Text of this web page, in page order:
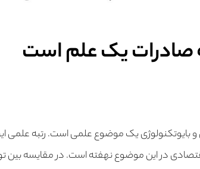
صادرات یک علم است
و بایوتکنولوژی یک موضوع علمی است. رتبه علمی
در این موضوع نهفته است. در مقایسه بین